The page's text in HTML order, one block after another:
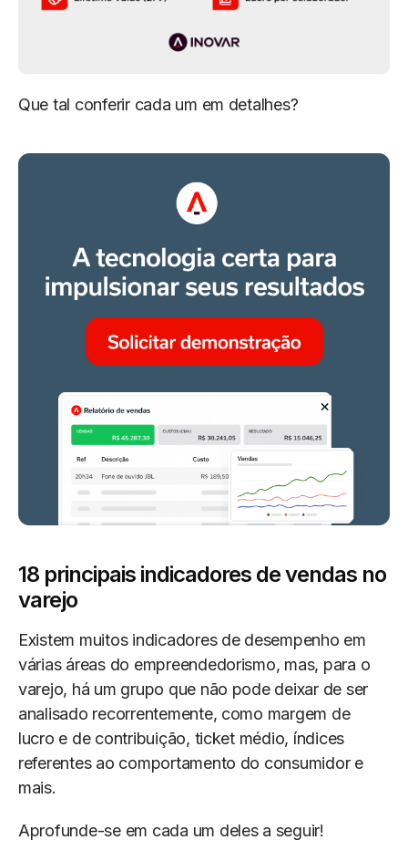
Que tal conferir cada um em detalhes?
18 principais indicadores de vendas no
varejo
Existem muitos indicadores de desempenho em
várias áreas do empreendedorismo, mas, para o
varejo, há um grupo que não pode deixar de ser
analisado recorrentemente, como margem de
lucro e de contribuição, ticket médio, índices
referentes ao comportamento do consumidor e
mais.
Aprofunde-se em cada um deles a seguir!